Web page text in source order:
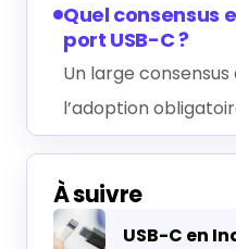
Quel consensus
port USB-C ?
Un large
l’adoption
À suivre
USB-C en